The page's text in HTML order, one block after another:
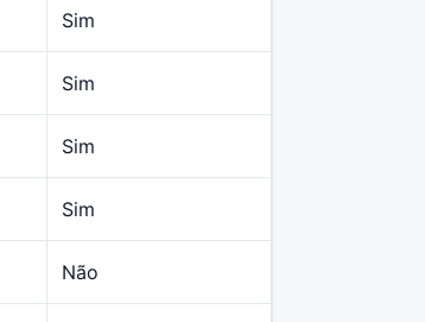
Sim
Sim
Sim
Sim
Não